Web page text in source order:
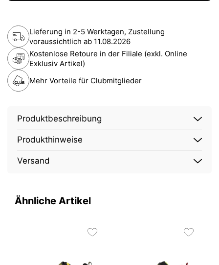
Lieferung in 2-5 Werktagen, Zustellung
voraussichtlich ab 11.08.2026
Kostenlose Retoure in der Filiale (exkl. Online
Exklusiv Artikel)
Mehr Vorteile für Clubmitglieder
Produktbeschreibung
Produkthinweise
Versand
Ähnliche Artikel